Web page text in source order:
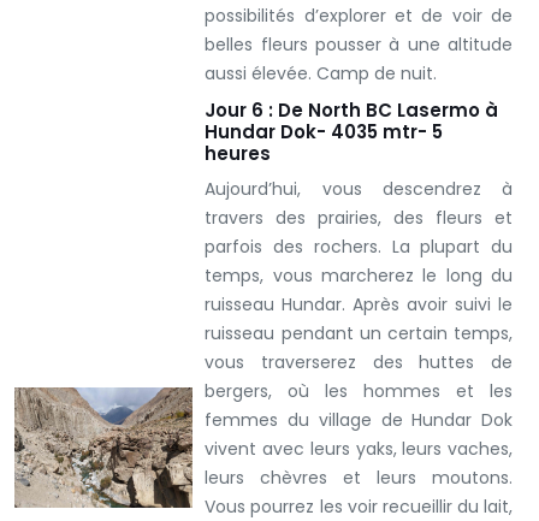
possibilités d’explorer et de voir de
belles fleurs pousser à une altitude
aussi élevée. Camp de nuit.
Jour 6 : De North BC Lasermo à
Hundar Dok- 4035 mtr- 5
heures
Aujourd’hui, vous descendrez à
travers des prairies, des fleurs et
parfois des rochers. La plupart du
temps, vous marcherez le long du
ruisseau Hundar.Après avoir suivi le
ruisseau pendant un certain temps,
vous traverserez des huttes de
bergers, où les hommes et les
femmes du village de Hundar Dok
vivent avec leurs yaks, leurs vaches,
leurs chèvres et leurs moutons.
Vous pourrez les voir recueillir du lait,